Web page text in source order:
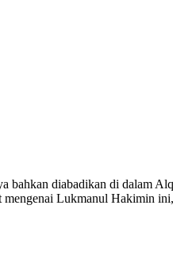
bahkan diabadikan di dalam
Lukmanul Hakimin